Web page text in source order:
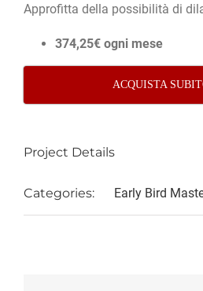
Approfitta della possibilità di
374,25€ ogni mese
ACQUISTA
Project Details
Categories: Early Bird